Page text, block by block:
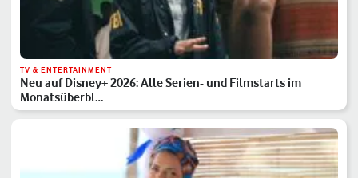
TV & ENTERTAINMENT
Neu auf Disney+ 2026: Alle Serien- und Filmstarts im
Monatsüberbl…